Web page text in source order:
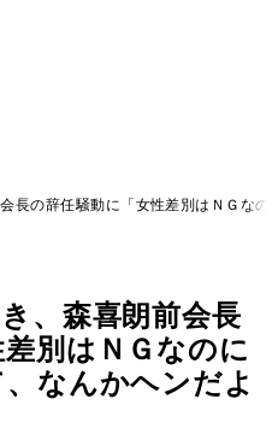
長の辞任騒動に「女性差別はＮＧな
、森喜朗前会長
別はＮＧなのに
なんかヘンだよ